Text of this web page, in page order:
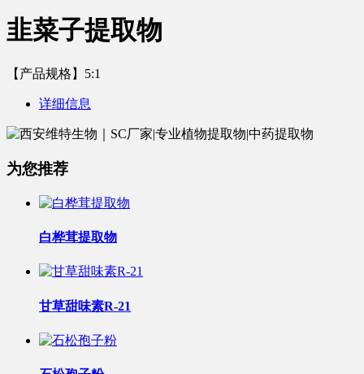
韭菜子提取物
【产品规格】5:1
详细信息
为您推荐
白桦茸提取物
甘草甜味素R-21